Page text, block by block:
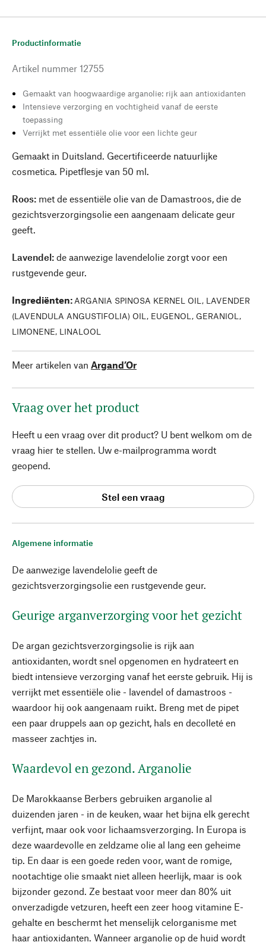
Algemene informatie
De aanwezige lavendelolie geeft de
gezichtsverzorgingsolie een rustgevende geur.
Geurige arganverzorging voor het gezicht
De argan gezichtsverzorgingsolie is rijk aan
antioxidanten, wordt snel opgenomen en hydrateert en
biedt intensieve verzorging vanaf het eerste gebruik. Hij is
verrijkt met essentiële olie - lavendel of damastroos -
waardoor hij ook aangenaam ruikt. Breng met de pipet
een paar druppels aan op gezicht, hals en decolleté en
masseer zachtjes in.
Waardevol en gezond. Arganolie
De Marokkaanse Berbers gebruiken arganolie al
duizenden jaren - in de keuken, waar het bijna elk gerecht
verfijnt, maar ook voor lichaamsverzorging. In Europa is
deze waardevolle en zeldzame olie al lang een geheime
tip. En daar is een goede reden voor, want de romige,
nootachtige olie smaakt niet alleen heerlijk, maar is ook
bijzonder gezond. Ze bestaat voor meer dan 80% uit
onverzadigde vetzuren, heeft een zeer hoog vitamine E-
gehalte en beschermt het menselijk celorganisme met
haar antioxidanten. Wanneer arganolie op de huid wordt
Productinformatie
Artikel nummer 12755
Gemaakt van hoogwaardige arganolie: rijk aan antioxidanten
Intensieve verzorging en vochtigheid vanaf de eerste
toepassing
Verrijkt met essentiële olie voor een lichte geur
Gemaakt in Duitsland. Gecertificeerde natuurlijke
cosmetica. Pipetflesje van 50 ml.
Roos: met de essentiële olie van de Damastroos, die de
gezichtsverzorgingsolie een aangenaam delicate geur
geeft.
Lavendel: de aanwezige lavendelolie zorgt voor een
rustgevende geur.
Ingrediënten: ARGANIA SPINOSA KERNEL OIL, LAVENDER
(LAVENDULA ANGUSTIFOLIA) OIL, EUGENOL, GERANIOL,
LIMONENE, LINALOOL
Meer artikelen van Argand’Or
Vraag over het product
Heeft u een vraag over dit product? U bent welkom om de
vraag hier te stellen. Uw e-mailprogramma wordt
geopend.
Stel een vraag